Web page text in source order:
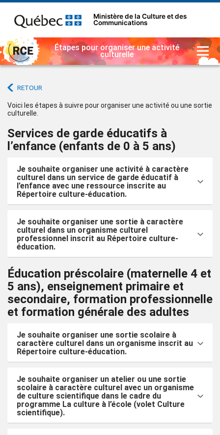
Ministère de la Culture et des
Communications
Étapes pour organiser une activité
culturelle
RETOUR
Voici les étapes à suivre pour organiser une activité ou une sortie
culturelle.
Services de garde éducatifs à
l’enfance (enfants de 0 à 5 ans)
Je souhaite organiser une activité à caractère
culturel dans un service de garde éducatif à
l’enfance avec une ressource inscrite au
Répertoire culture-éducation.
Je souhaite organiser une sortie à caractère
culturel dans un organisme culturel
professionnel inscrit au Répertoire culture-
éducation.
Éducation préscolaire (maternelle 4 et
5 ans), enseignement primaire et
secondaire, formation professionnelle
et formation générale des adultes
Je souhaite organiser une sortie scolaire à
caractère culturel dans un organisme inscrit au
Répertoire culture-éducation.
Je souhaite organiser un atelier ou une sortie
scolaire à caractère culturel avec un organisme
de culture scientifique dans le cadre du
programme La culture à l’école (volet Culture
scientifique).